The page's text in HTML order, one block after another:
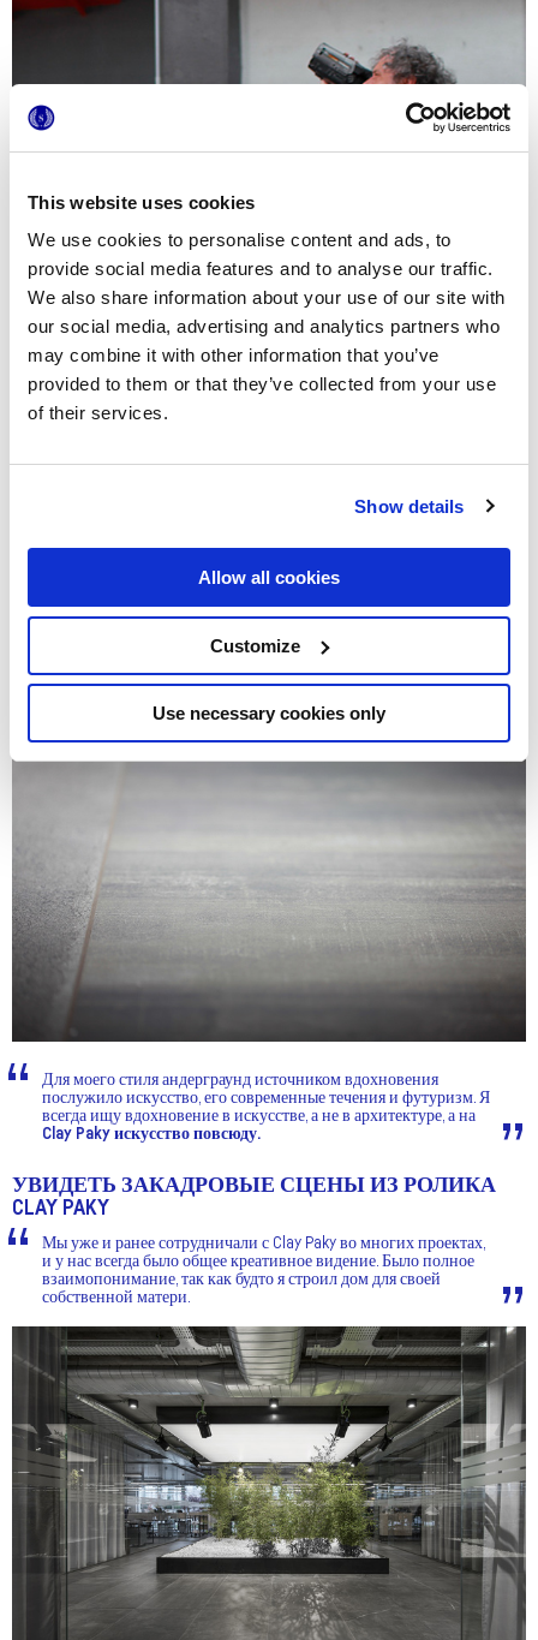
This website uses cookies
We use cookies to personalise content and ads, to
provide social media features and to analyse our traffic.
We also share information about your use of our site with
our social media, advertising and analytics partners who
may combine it with other information that you’ve
provided to them or that they’ve collected from your use
of their services.
Show details
Allow all cookies
Customize
Use necessary cookies only
Для моего стиля андерграунд источником вдохновения
послужило искусство, его современные течения и футуризм. Я
всегда ищу вдохновение в искусстве, а не в архитектуре, а на
Clay Paky искусство повсюду.
УВИДЕТЬ ЗАКАДРОВЫЕ СЦЕНЫ ИЗ РОЛИКА
CLAY PAKY
Мы уже и ранее сотрудничали с Clay Paky во многих проектах,
и у нас всегда было общее креативное видение. Было полное
взаимопонимание, так как будто я строил дом для своей
собственной матери.